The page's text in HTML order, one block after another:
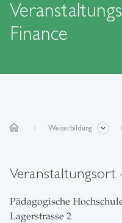
Finance
home Weiterbildung
Veranstaltungsort
Pädagogische
Lagerstrasse 2